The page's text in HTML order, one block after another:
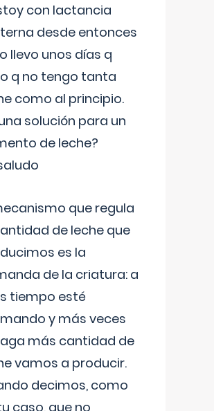
con lactancia
desde entonces
llevo unos días q
q no tengo tanta
como al principio.
solución para un
de leche?
que regula
de leche que
es la
de la criatura: a
tiempo esté
y más veces
más cantidad de
vamos a producir.
decimos, como
caso, que no